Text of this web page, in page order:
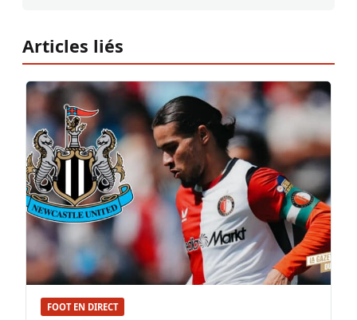
Articles liés
FOOT EN DIRECT